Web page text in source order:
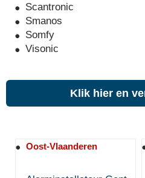
Scantronic
Smanos
Somfy
Visonic
Klik hier en
Oost-Vlaanderen